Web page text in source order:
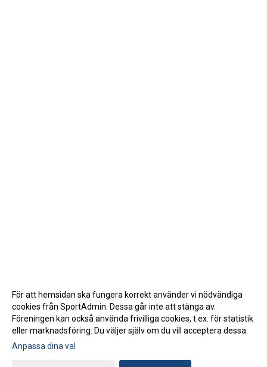
Gå till Webbversion
För att hemsidan ska fungera korrekt använder vi nödvändiga
cookies från SportAdmin. Dessa går inte att stänga av.
Föreningen kan också använda frivilliga cookies, t.ex. för statistik
eller marknadsföring. Du väljer själv om du vill acceptera dessa.
Anpassa dina val